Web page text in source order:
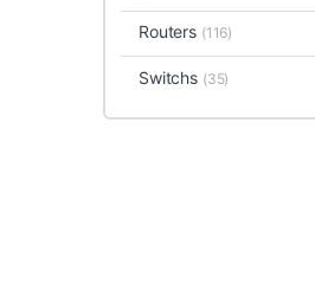
Routers (116)
Switchs (35)